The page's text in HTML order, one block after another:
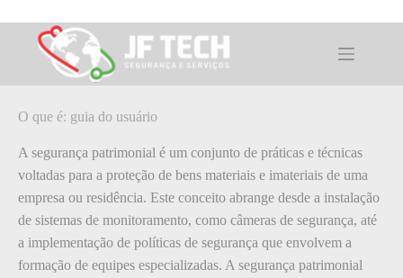
para
conteúdoO que é: guia do usuário
O que é: guia do usuário
A segurança patrimonial é um conjunto de práticas e técnicas
voltadas para a proteção de bens materiais e imateriais de uma
empresa ou residência. Este conceito abrange desde a instalação
de sistemas de monitoramento, como câmeras de segurança, até
a implementação de políticas de segurança que envolvem a
formação de equipes especializadas. A segurança patrimonial